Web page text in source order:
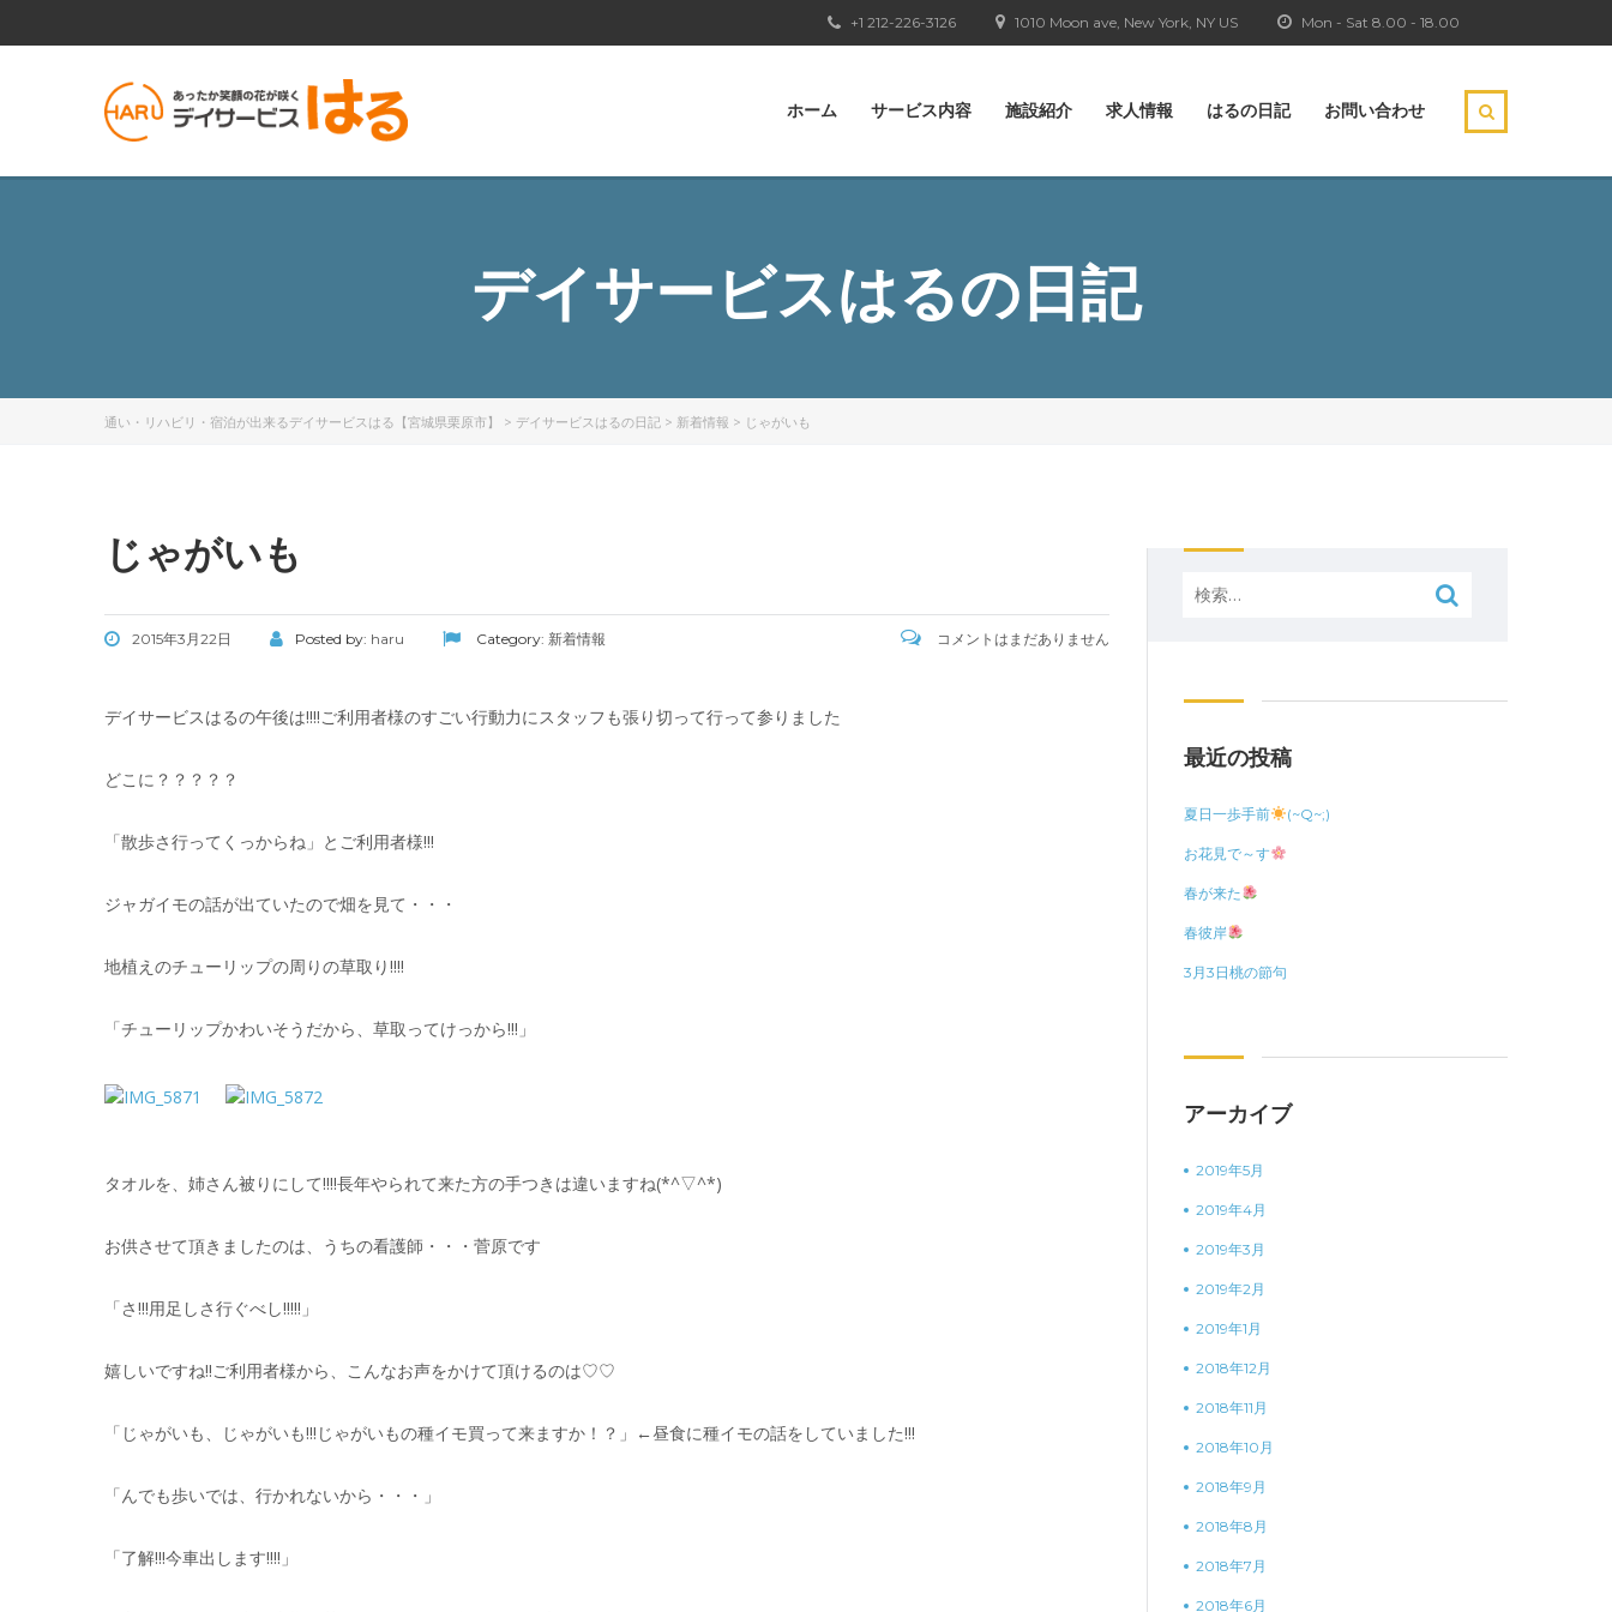
Mon - Sat 8.00 - 18.00
1010 Moon ave, New York, NY US
+1 212-226-3126
ホーム サービス内容 施設紹介 求人情報 はるの日記 お問い合わせ
デイサービスはるの日記
通い・リハビリ・宿泊が出来るデイサービスはる【宮城県栗原市】 > デイサービスはるの日記 > 新着情報 > じゃがいも
じゃがいも
2015年3月22日 Posted by: haru Category: 新着情報 コメントはまだありません
デイサービスはるの午後は!!!!ご利用者様のすごい行動力にスタッフも張り切って行って参りました
どこに？？？？？
「散歩さ行ってくっからね」とご利用者様!!!
ジャガイモの話が出ていたので畑を見て・・・
地植えのチューリップの周りの草取り!!!!
「チューリップかわいそうだから、草取ってけっから!!!」
タオルを、姉さん被りにして!!!!長年やられて来た方の手つきは違いますね(*^▽^*)
お供させて頂きましたのは、うちの看護師・・・菅原です
「さ!!!用足しさ行ぐべし!!!!!」
嬉しいですね!!ご利用者様から、こんなお声をかけて頂けるのは♡♡
「じゃがいも、じゃがいも!!!じゃがいもの種イモ買って来ますか！？」←昼食に種イモの話をしていました!!!
「んでも歩いでは、行かれないから・・・」
「了解!!!今車出します!!!!」
検
索:
最近の投稿
夏日一歩手前 (~Q~;)
お花見で～す
春が来た
春彼岸
3月3日桃の節句
アーカイブ
2019年5月
2019年4月
2019年3月
2019年2月
2019年1月
2018年12月
2018年11月
2018年10月
2018年9月
2018年8月
2018年7月
2018年6月